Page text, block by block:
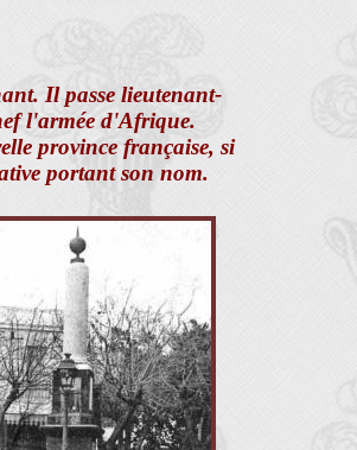
Il passe lieutenant-
l'armée d'Afrique.
province française, si
portant son nom.